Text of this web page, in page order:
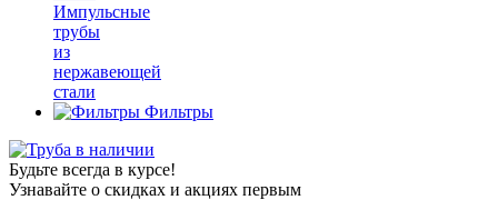
Импульсные
трубы
из
нержавеющей
стали
Фильтры
Будьте всегда в курсе!
Узнавайте о скидках и акциях первым